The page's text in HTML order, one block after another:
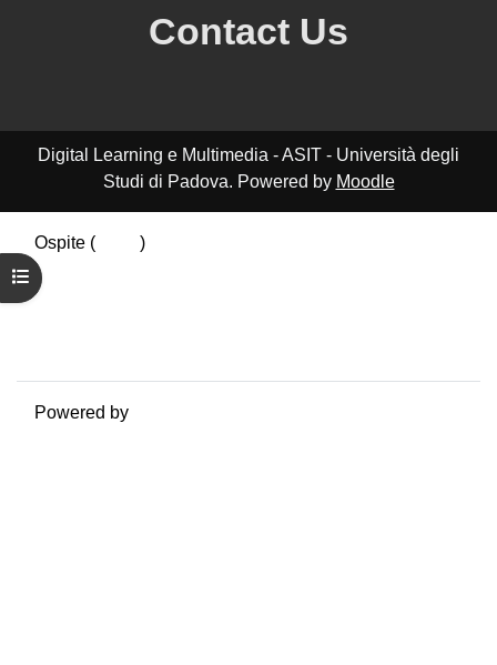
Apri indice del corso
Contact Us
Digital Learning e Multimedia - ASIT - Università degli
Studi di Padova. Powered by Moodle
Ospite (
)
Riepilogo della conservazione dei dati
Politiche
Powered by